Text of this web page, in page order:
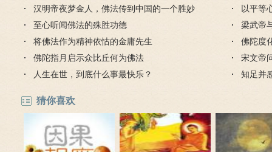
汉明帝夜梦金人，佛法传到中国的一个胜妙
缘起
至心听闻佛法的殊胜功德
将佛法作为精神依怙的金庸先生
佛陀指月启示众比丘何为佛法
人生在世，到底什么事最快乐？
以平等
梁武帝
是哪个
佛陀度
宋文帝
知足并
猜你喜欢